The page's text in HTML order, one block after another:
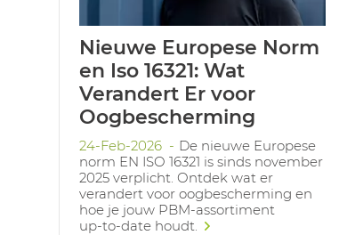
Nieuwe Europese Norm
en Iso 16321: Wat
Verandert Er voor
Oogbescherming
24-Feb-2026
De nieuwe Europese
norm EN ISO 16321 is sinds november
2025 verplicht. Ontdek wat er
verandert voor oogbescherming en
hoe je jouw PBM‑assortiment
up‑to‑date houdt.